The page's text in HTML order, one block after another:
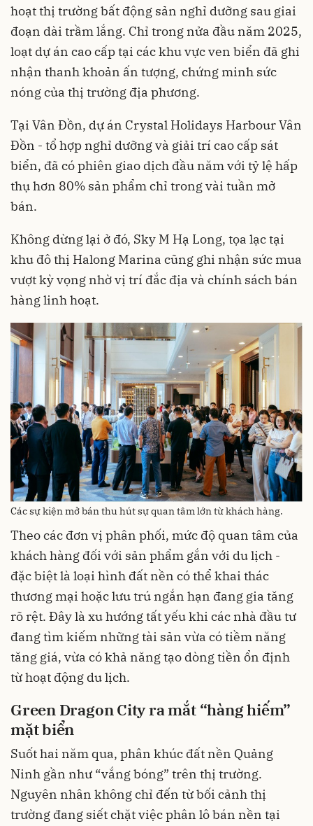
hoạt thị trường bất động sản nghỉ dưỡng sau giai
đoạn dài trầm lắng. Chỉ trong nửa đầu năm 2025,
loạt dự án cao cấp tại các khu vực ven biển đã ghi
nhận thanh khoản ấn tượng, chứng minh sức
nóng của thị trường địa phương.
Tại Vân Đồn, dự án Crystal Holidays Harbour Vân
Đồn - tổ hợp nghỉ dưỡng và giải trí cao cấp sát
biển, đã có phiên giao dịch đầu năm với tỷ lệ hấp
thụ hơn 80% sản phẩm chỉ trong vài tuần mở
bán.
Không dừng lại ở đó, Sky M Hạ Long, tọa lạc tại
khu đô thị Halong Marina cũng ghi nhận sức mua
vượt kỳ vọng nhờ vị trí đắc địa và chính sách bán
hàng linh hoạt.
Các sự kiện mở bán thu hút sự quan tâm lớn từ khách hàng.
Theo các đơn vị phân phối, mức độ quan tâm của
khách hàng đối với sản phẩm gắn với du lịch -
đặc biệt là loại hình đất nền có thể khai thác
thương mại hoặc lưu trú ngắn hạn đang gia tăng
rõ rệt. Đây là xu hướng tất yếu khi các nhà đầu tư
đang tìm kiếm những tài sản vừa có tiềm năng
tăng giá, vừa có khả năng tạo dòng tiền ổn định
từ hoạt động du lịch.
Green Dragon City ra mắt “hàng hiếm”
mặt biển
Suốt hai năm qua, phân khúc đất nền Quảng
Ninh gần như “vắng bóng” trên thị trường.
Nguyên nhân không chỉ đến từ bối cảnh thị
trường đang siết chặt việc phân lô bán nền tại